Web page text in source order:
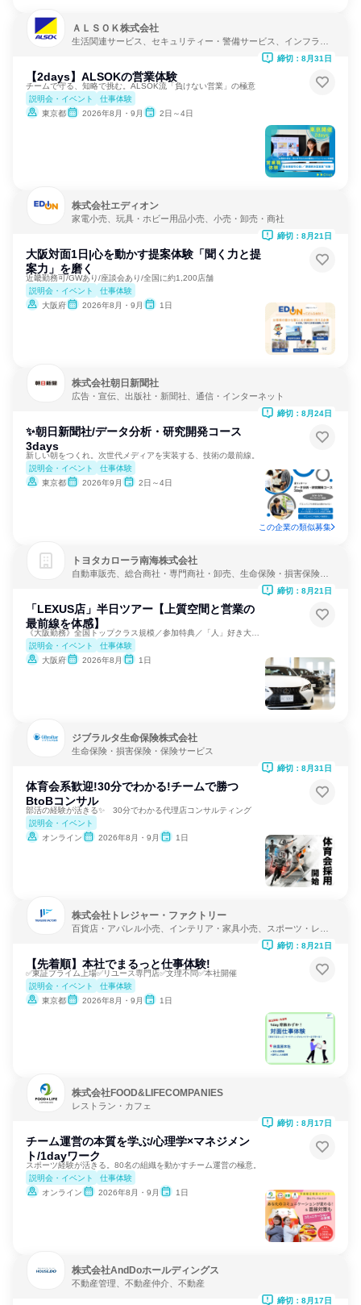
ＡＬＳＯＫ株式会社
生活関連サービス、セキュリティー・警備サービス、インフラ・
【2days】ALSOKの営業体験
チームで守る、知略で挑む。ALSOK流「負けない営業」の極意
説明会・イベント
仕事体験
東京都
2026年8月・9月 2日～4日
締切：8月31日
株式会社エディオン
家電小売、玩具・ホビー用品小売、小売・卸売・商社
大阪対面1日|心を動かす提案体験「聞く力と提
案力」を磨く
近畿勤務可/GWあり/座談会あり/全国に約1,200店舗
説明会・イベント
仕事体験
大阪府
2026年8月・9月 1日
締切：8月21日
株式会社朝日新聞社
広告・宣伝、出版社・新聞社、通信・インターネット
✨朝日新聞社/データ分析・研究開発コース
3days
新しい朝をつくれ。次世代メディアを実装する、技術の最前線。
説明会・イベント
仕事体験
東京都
2026年9月 2日～4日
締切：8月24日
この企業の類似募集
トヨタカローラ南海株式会社
自動車販売、総合商社・専門商社・卸売、生命保険・損害保険・
「LEXUS店」半日ツアー【上質空間と営業の
最前線を体感】
説明会・イベント
仕事体験
大阪府
2026年8月 1日
締切：8月21日
ジブラルタ生命保険株式会社
生命保険・損害保険・保険サービス
体育会系歓迎!30分でわかる!チームで勝つ
BtoBコンサル
部活の経験が活きる✨ 30分でわかる代理店コンサルティング
説明会・イベント
オンライン
2026年8月・9月 1日
締切：8月31日
株式会社トレジャー・ファクトリー
百貨店・アパレル小売、インテリア・家具小売、スポーツ・レク
【先着順】本社でまるっと仕事体験!
✅東証プライム上場✅リユース専門店✅文理不問✅本社開催
説明会・イベント
仕事体験
東京都
2026年8月・9月 1日
締切：8月21日
株式会社FOOD&LIFECOMPANIES
レストラン・カフェ
チーム運営の本質を学ぶ/心理学×マネジメン
ト/1dayワーク
スポーツ経験が活きる。80名の組織を動かすチーム運営の極意。
説明会・イベント
仕事体験
オンライン
2026年8月・9月 1日
締切：8月17日
株式会社AndDoホールディングス
不動産管理、不動産仲介、不動産
締切：8月17日